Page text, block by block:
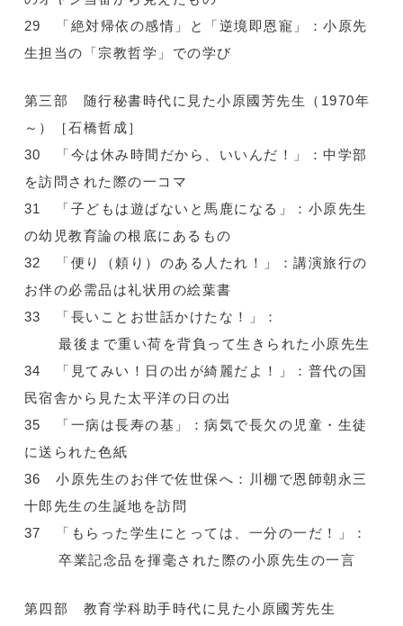
29 「絶対帰依の感情」と「逆境即恩寵」：小原先
生担当の「宗教哲学」での学び
第三部 随行秘書時代に見た小原國芳先生（1970年
～）［石橋哲成］
30 「今は休み時間だから、いいんだ！」：中学部
を訪問された際の一コマ
31 「子どもは遊ばないと馬鹿になる」：小原先生
の幼児教育論の根底にあるもの
32 「便り（頼り）のある人たれ！」：講演旅行の
お伴の必需品は礼状用の絵葉書
33 「長いことお世話かけたな！」：
最後まで重い荷を背負って生きられた小原先生
34 「見てみい！日の出が綺麗だよ！」：普代の国
民宿舎から見た太平洋の日の出
35 「一病は長寿の基」：病気で長欠の児童・生徒
に送られた色紙
36 小原先生のお伴で佐世保へ：川棚で恩師朝永三
十郎先生の生誕地を訪問
37 「もらった学生にとっては、一分の一だ！」：
卒業記念品を揮毫された際の小原先生の一言
第四部 教育学科助手時代に見た小原國芳先生